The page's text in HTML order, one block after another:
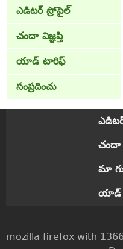
ఎడిటర్ ప్రోపైల్
చందా విజ్ఞప్తి
యాడ్ టారిఫ్
సంప్రదించు
చందా
మా
యాడ్
Best
mozilla firefox with